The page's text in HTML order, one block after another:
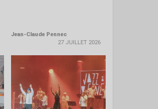
Jean-Claude Pennec
27 JUILLET 2026
LIRE LA
SUITE